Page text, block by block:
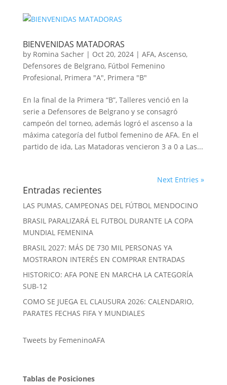
BIENVENIDAS MATADORAS
by Romina Sacher| Oct 20, 2024| AFA, Ascenso,
Defensores de Belgrano, Fútbol Femenino
Profesional, Primera "A", Primera "B"
En la final de la Primera “B”, Talleres venció en la
serie a Defensores de Belgrano y se consagró
campeón del torneo, además logró el ascenso a la
máxima categoría del futbol femenino de AFA. En el
partido de ida, Las Matadoras vencieron 3 a 0 a Las...
Next Entries »
Entradas recientes
LAS PUMAS, CAMPEONAS DEL FÚTBOL MENDOCINO
BRASIL PARALIZARÁ EL FUTBOL DURANTE LA COPA
MUNDIAL FEMENINA
BRASIL 2027: MÁS DE 730 MIL PERSONAS YA
MOSTRARON INTERÉS EN COMPRAR ENTRADAS
HISTORICO: AFA PONE EN MARCHA LA CATEGORÍA
SUB-12
COMO SE JUEGA EL CLAUSURA 2026: CALENDARIO,
PARATES FECHAS FIFA Y MUNDIALES
Tweets by FemeninoAFA
Tablas de Posiciones